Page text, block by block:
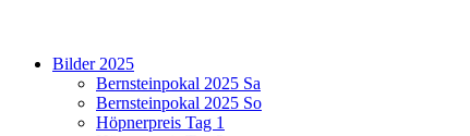
Bilder 2025
Bernsteinpokal 2025 Sa
Bernsteinpokal 2025 So
Höpnerpreis Tag 1